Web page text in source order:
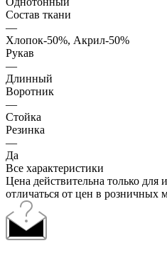
Состав ткани
—
Хлопок-50%, Акрил-50%
Рукав
—
Длинный
Воротник
—
Стойка
Резинка
—
Да
Все характеристики
Цена действительна только для
отличаться от цен в розничных